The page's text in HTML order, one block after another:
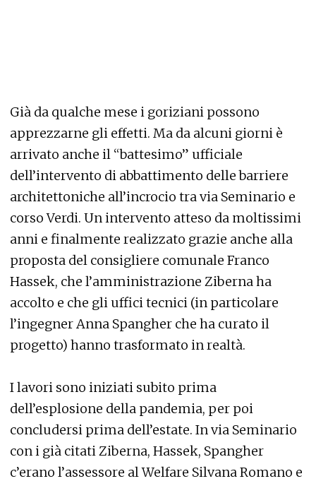
Già da qualche mese i goriziani possono
apprezzarne gli effetti. Ma da alcuni giorni è
arrivato anche il “battesimo” ufficiale
dell’intervento di abbattimento delle barriere
architettoniche all’incrocio tra via Seminario e
corso Verdi. Un intervento atteso da moltissimi
anni e finalmente realizzato grazie anche alla
proposta del consigliere comunale Franco
Hassek, che l’amministrazione Ziberna ha
accolto e che gli uffici tecnici (in particolare
l’ingegner Anna Spangher che ha curato il
progetto) hanno trasformato in realtà.
I lavori sono iniziati subito prima
dell’esplosione della pandemia, per poi
concludersi prima dell’estate. In via Seminario
con i già citati Ziberna, Hassek, Spangher
c’erano l’assessore al Welfare Silvana Romano e